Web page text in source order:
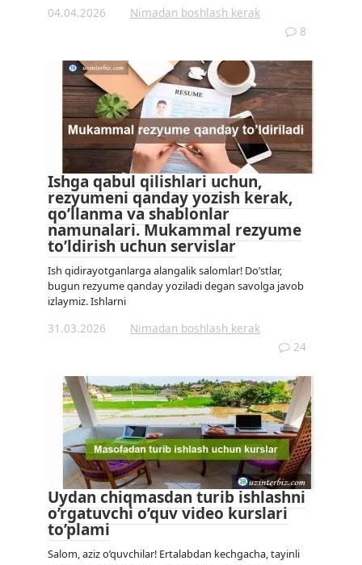
04.04.2026
Nimadan boshlash kerak
8
Ishga qabul qilishlari uchun,
rezyumeni qanday yozish kerak,
qo’llanma va shablonlar
namunalari. Mukammal rezyume
to’ldirish uchun servislar
Ish qidirayotganlarga alangalik salomlar! Do’stlar,
bugun rezyume qanday yoziladi degan savolga javob
izlaymiz. Ishlarni
31.03.2026
Nimadan boshlash kerak
24
Uydan chiqmasdan turib ishlashni
o’rgatuvchi o’quv video kurslari
to’plami
Salom, aziz o’quvchilar! Ertalabdan kechgacha, tayinli